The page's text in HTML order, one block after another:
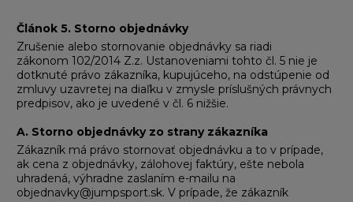
Článok 5. Storno objednávky
Zrušenie alebo stornovanie objednávky sa riadi
zákonom 102/2014 Z.z. Ustanoveniami tohto čl. 5 nie je
dotknuté právo zákazníka, kupujúceho, na odstúpenie od
zmluvy uzavretej na diaľku v zmysle príslušných právnych
predpisov, ako je uvedené v čl. 6 nižšie.
A. Storno objednávky zo strany zákazníka
Zákazník má právo stornovať objednávku a to v prípade,
ak cena z objednávky, zálohovej faktúry, ešte nebola
uhradená, výhradne zaslaním e-mailu na
objednavky@jumpsport.sk. V prípade, že zákazník